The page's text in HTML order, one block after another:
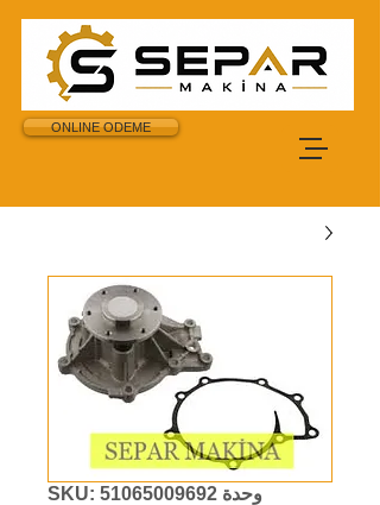
ONLINE ODEME
وحدة SKU: 51065009692